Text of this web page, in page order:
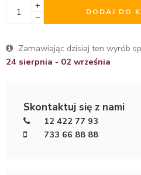
DODAJ DO
Zamawiając dzisiaj ten wyrób
24 sierpnia - 02 września
Skontaktuj się z nami
12 422 77 93
733 66 88 88